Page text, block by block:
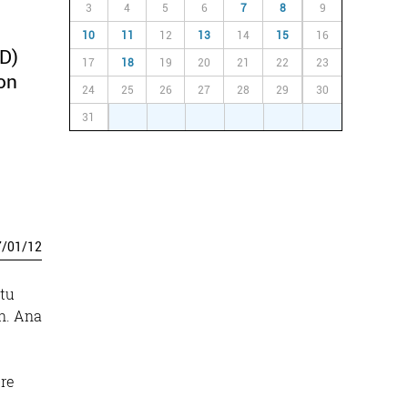
/01/12
Ana
3 4 5 6 7 8 9
10 11 12 13 14 15 16
17 18 19 20 21 22 23
24 25 26 27 28 29 30
31